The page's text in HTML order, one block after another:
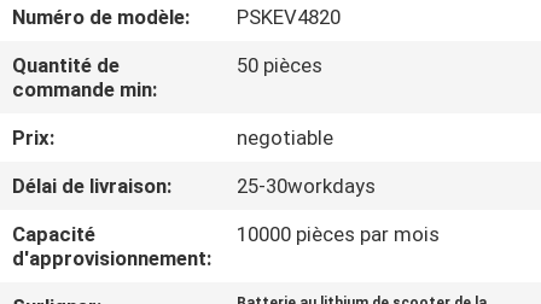
D'USINE
CONTRÔLE
QUALITÉ
CONTACTEZ-
Numéro de modèle:
PSKEV4820
Quantité de
commande min:
50 pièces
Prix:
negotiable
Délai de livraison:
25-30workdays
Capacité
d'approvisionnement:
10000 pièces par mois